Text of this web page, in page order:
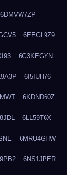
6DMVW7ZP
6EEGL9Z9
6G3KEGYN
6I5IUH76
6KDND60Z
6LL59T6X
6MRU4GHW
6NS1JPER